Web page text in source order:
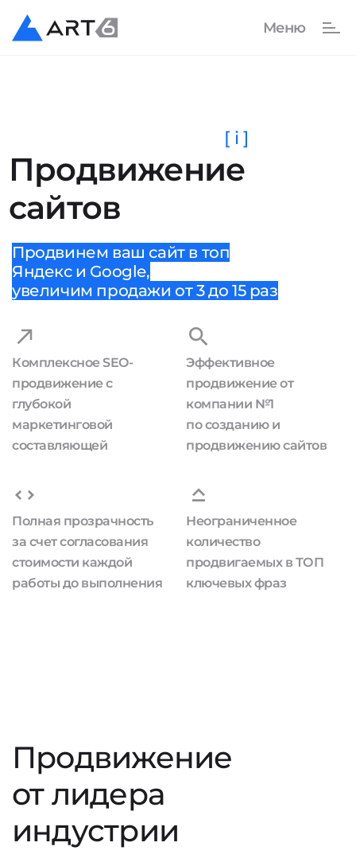
Продвижение
сайтов
[ i ]
Продвинем ваш сайт в топ
Яндекс и Google,
увеличим продажи от 3 до 15 раз
Комплексное SEO-
продвижение с
глубокой
маркетинговой
составляющей
Эффективное
продвижение от
компании №1
по созданию и
продвижению сайтов
Полная прозрачность
за счет согласования
стоимости каждой
работы до выполнения
Неограниченное
количество
продвигаемых в ТОП
ключевых фраз
Продвижение
от лидера
индустрии